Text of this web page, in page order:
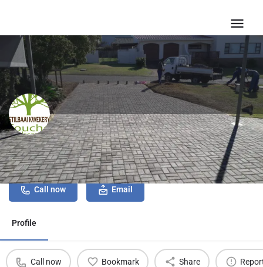
Stilbaai Kwekery
Call now Email
Profile
Call now Bookmark Share